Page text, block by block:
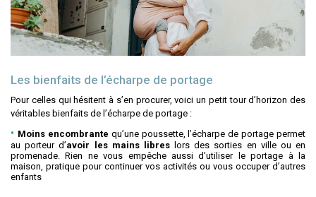
Les bienfaits de l’écharpe de portage
Pour celles qui hésitent à s’en procurer, voici un petit tour d’horizon des
véritables bienfaits de l’écharpe de portage :
Moins encombrante qu’une poussette, l’écharpe de portage permet
au porteur d’avoir les mains libreslors des sorties en ville ou en
promenade. Rien ne vous empêche aussi d’utiliser le portage à la
maison, pratique pour continuer vos activités ou vous occuper d’autres
enfants